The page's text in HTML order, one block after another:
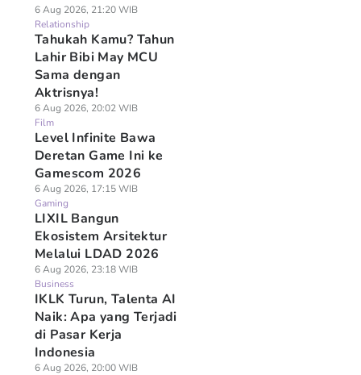
6 Aug 2026, 21:20 WIB
Relationship
Tahukah Kamu? Tahun
Lahir Bibi May MCU
Sama dengan
Aktrisnya!
6 Aug 2026, 20:02 WIB
Film
Level Infinite Bawa
Deretan Game Ini ke
Gamescom 2026
6 Aug 2026, 17:15 WIB
Gaming
LIXIL Bangun
Ekosistem Arsitektur
Melalui LDAD 2026
6 Aug 2026, 23:18 WIB
Business
IKLK Turun, Talenta AI
Naik: Apa yang Terjadi
di Pasar Kerja
Indonesia
6 Aug 2026, 20:00 WIB